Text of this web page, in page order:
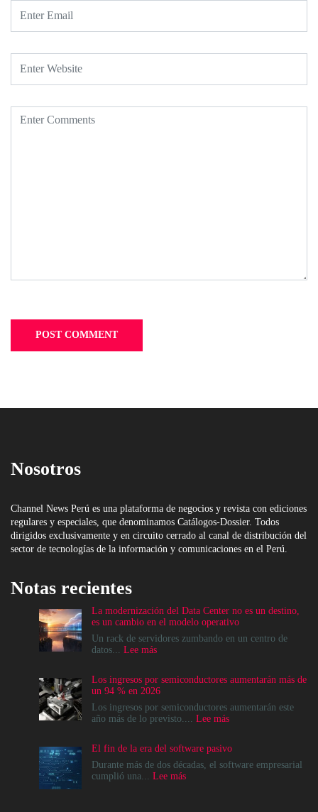
Nosotros
Channel News Perú es una plataforma de negocios y revista con ediciones
regulares y especiales, que denominamos Catálogos-Dossier. Todos
dirigidos exclusivamente y en circuito cerrado al canal de distribución del
sector de tecnologías de la información y comunicaciones en el Perú.
Notas recientes
La modernización del Data Center no es un destino,
es un cambio en el modelo operativo
Un rack de servidores zumbando en un centro de
datos... Lee más:
del
Data
Center
no
destino,
es
un
Los ingresos por semiconductores aumentarán más de
un 94 % en 2026
Los ingresos por semiconductores aumentarán este
año más de lo previsto.... Lee más:
por
semiconductores
El fin de la era del software pasivo
Durante más de dos décadas, el software empresarial
cumplió una... Lee más: